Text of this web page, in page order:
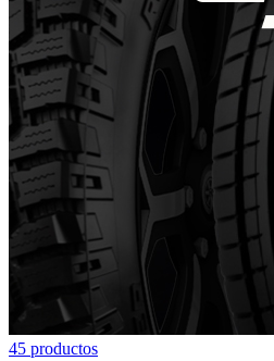
45 productos